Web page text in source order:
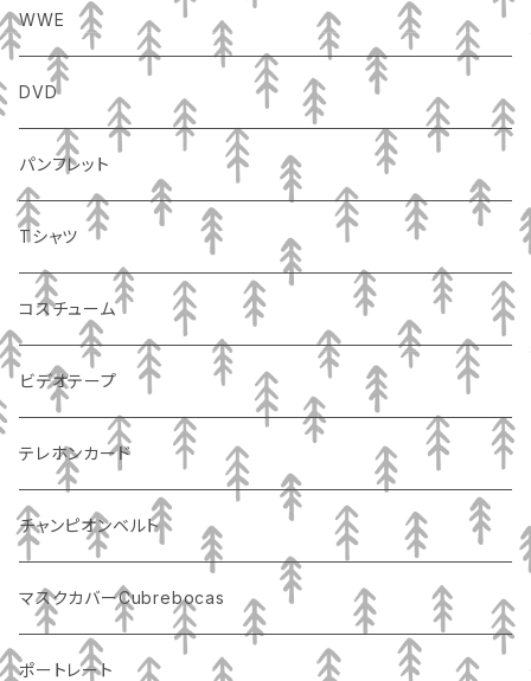
WWE
DVD
パンフレット
Tシャツ
コスチューム
ビデオテープ
テレホンカード
チャンピオンベルト
マスクカバーCubrebocas
ポートレート